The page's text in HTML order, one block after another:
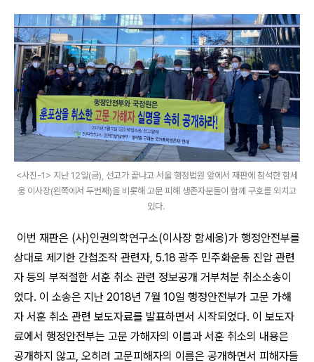
<사진-1> 지난 12일(금), 선고가 끝나고 서울 행정법원 앞에서 재판에 참석한 함세
웅 이사장(왼쪽에서 두번째)을 비롯해 고문 피해 생존자분들이 함께 구호를 외치고
있다.
이번 재판은 (사)인권의학연구소(이사장 함세웅)가 행정안전부를
상대로 제기한 간첩조작 관련자, 5.18 광주 민주화운동 진압 관련
자 등의 부적절한 서훈 취소 관련 정보공개 거부처분 취소소송이
었다. 이 소송은 지난 2018년 7월 10일 행정안전부가 고문 가해
자 서훈 취소 관련 보도자료를 발표하면서 시작되었다. 이 보도자
료에서 행정안전부는 고문 가해자의 이름과 서훈 취소의 내용은
공개하지 않고, 오히려 고문피해자의 이름은 공개하면서 피해자들